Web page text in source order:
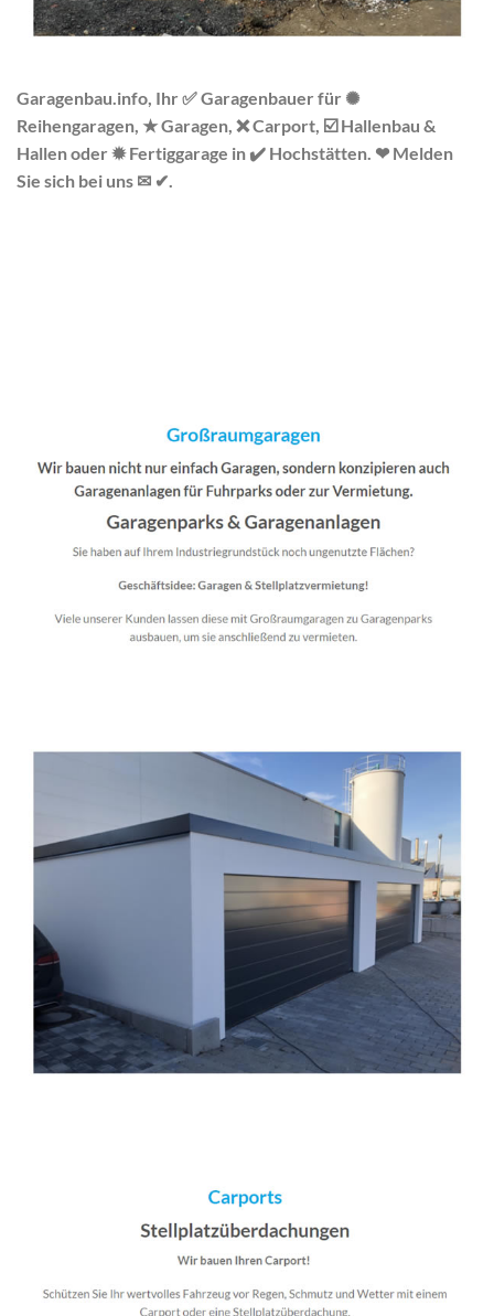
Garagenbau.info, Ihr ✅ Garagenbauer für ✺
Reihengaragen, ★ Garagen, ❌ Carport, ☑️ Hallenbau &
Hallen oder ✹ Fertiggarage in ✔️ Hochstätten. ❤ Melden
Sie sich bei uns ✉ ✔.